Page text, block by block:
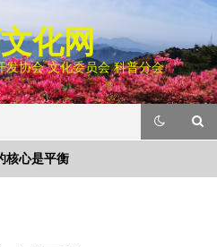
化网
发协会 文化委员会 科普分会
核心是平衡